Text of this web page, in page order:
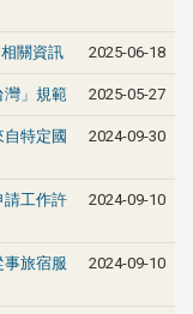
關資訊 2025-06-18
灣」規範 2025-05-27
自特定國
2024-09-30
請工作許
2024-09-10
事旅宿服
2024-09-10